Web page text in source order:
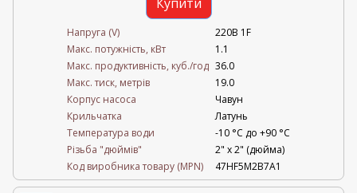
Напруга (V)
220В 1F
Mакс. потужність, кВт
1.1
Mакс. продуктивність, куб./год 36.0
Maкс. тиск, метрів
19.0
Корпус насоса
Чавун
Крильчатка
Латунь
Температура води
-10 °C до +90 °C
Різьба "дюймів"
2" х 2" (дюйма)
Код виробника товару (MPN)
47HF5M2B7A1